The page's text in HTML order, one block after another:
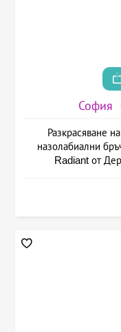
София
Разкрасяване
назолабиални
Radiant от